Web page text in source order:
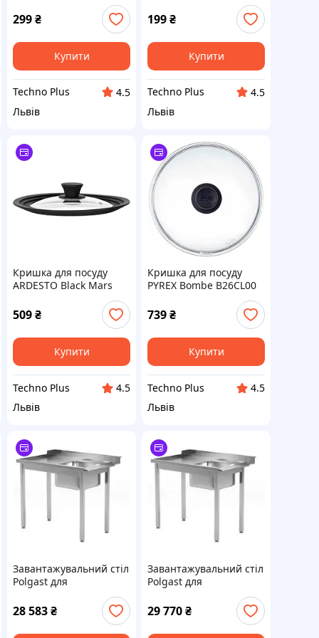
PBL)
299₴
Купити
Techno Plus
4.5
Львів
199₴
Купити
Techno Plus
4.5
Львів
Кришка для посуду
ARDESTO Black Mars
Smart AR2024UL Black
універсальна 20/22/24
509₴
Купити
Techno Plus
4.5
Львів
Кришка для посуду
PYREX Bombe B26CL00
739₴
Купити
Techno Plus
4.5
Львів
Завантажувальний стіл
Polgast для
посудомийних машин з
раковиною без полиці
- лівий 900X760 мм
(248097760L)
28 583₴
Завантажувальний стіл
Polgast для
посудомийних машин з
мийкою без полиці -
лівий 1000X760 мм
(248107760L)
29 770₴